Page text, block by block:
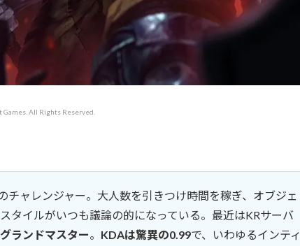
Games. All Rights Reserved.
チャレンジャー。大人数を引きつけ時間を稼ぎ、オブジェ
タイルがいつも議論の的になっている。最近はKRサーバ
グランドマスター。 KDAは驚異の0.99で、いわゆるインティ